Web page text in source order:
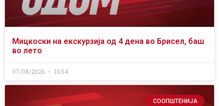
Мицкоски на екскурзија од 4 дена во Брисел, баш
во лето
07/08/2026 10:54
СООПШТЕНИЈА